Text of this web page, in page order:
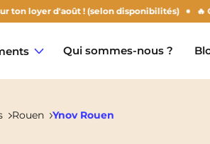
loyer d'août ! (selon disponibilités) 🔥
Qui sommes-nous ?
Rouen Ynov Rouen